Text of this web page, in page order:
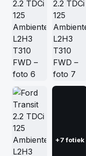
+7 fotiek